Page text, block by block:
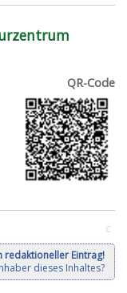
QR-Code
C
redaktioneller Eintrag!
dieses Inhaltes?